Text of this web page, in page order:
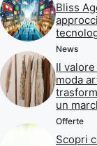
Bliss
News
Il
moda
un
Offerte
Scopri